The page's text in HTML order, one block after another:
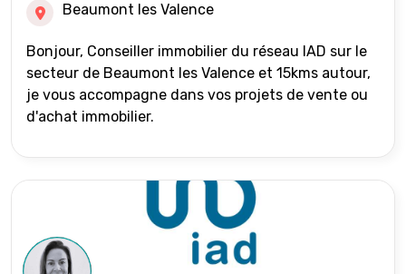
Beaumont les Valence
Bonjour, Conseiller immobilier du réseau IAD sur le
secteur de Beaumont les Valence et 15kms autour,
je vous accompagne dans vos projets de vente ou
d'achat immobilier.